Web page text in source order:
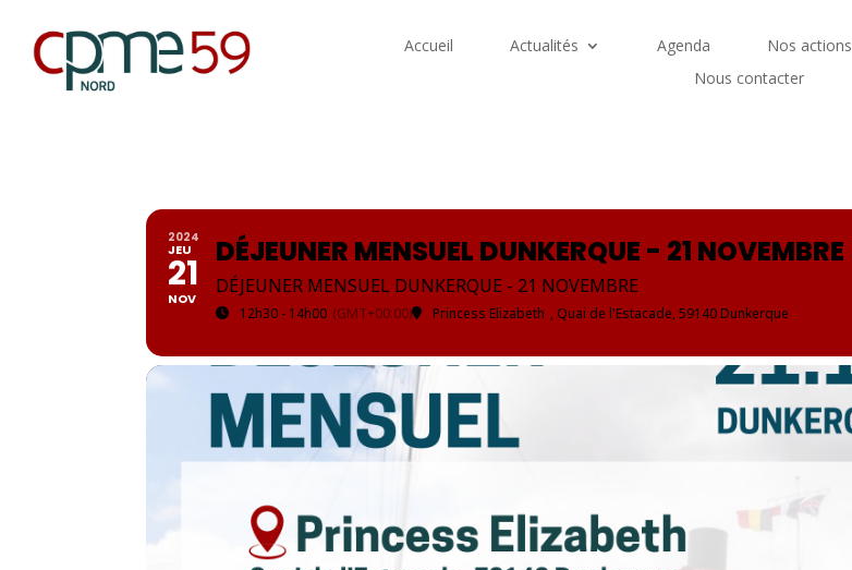
Accueil Actualités Agenda Nos actions
Nous contacter
2024
JEU
21
NOV
DÉJEUNER MENSUEL DUNKERQUE - 21 NOVEMBRE
DÉJEUNER MENSUEL DUNKERQUE - 21 NOVEMBRE
12h30 - 14h00 (GMT+00:00) Princess Elizabeth , Quai de l'Estacade, 59140 Dunkerque